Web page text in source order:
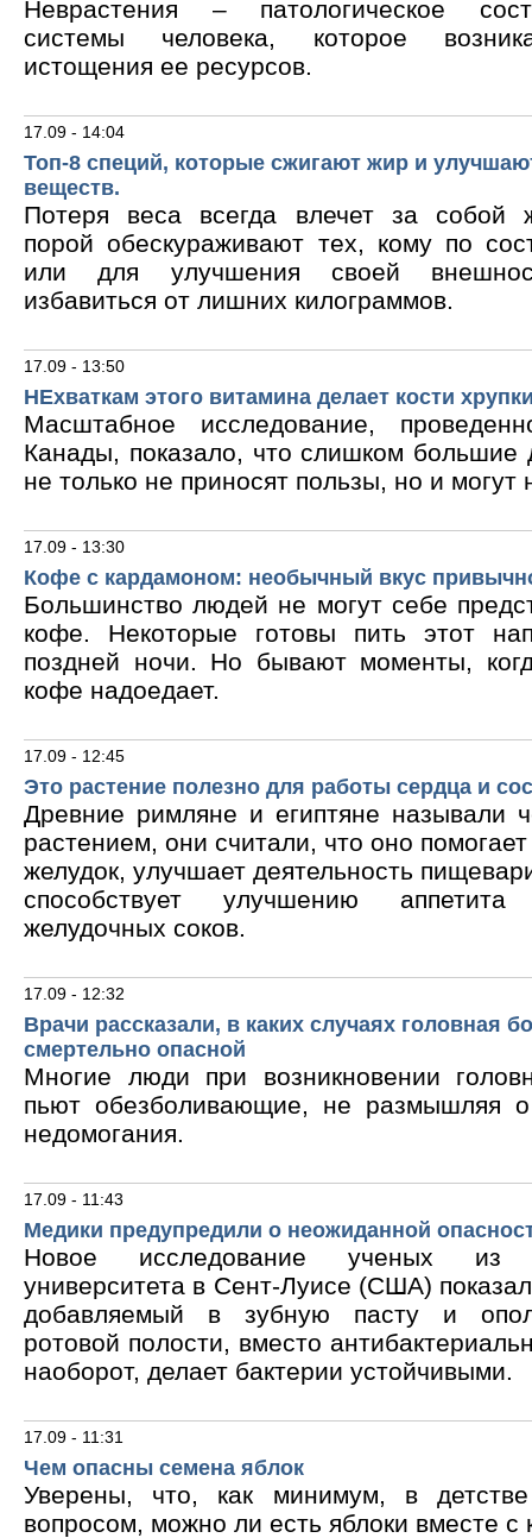
Неврастения – патологическое
системы человека, которое
истощения ее ресурсов.
17.09 - 14:04
Топ-8 специй, которые сжигают жир и
веществ.
Потеря веса всегда влечет за собой
порой обескураживают тех, кому по
или для улучшения своей
избавиться от лишних килограммов.
17.09 - 13:50
НЕхваткам этого витамина делает кости
Масштабное исследование,
Канады, показало, что слишком большие
не только не приносят пользы, но и могут
17.09 - 13:30
Кофе с кардамоном: необычный вкус
Большинство людей не могут себе
кофе. Некоторые готовы пить этот
поздней ночи. Но бывают моменты,
кофе надоедает.
17.09 - 12:45
Это растение полезно для работы сердца и
Древние римляне и египтяне называли
растением, они считали, что оно
желудок, улучшает деятельность
способствует улучшению
желудочных соков.
17.09 - 12:32
Врачи рассказали, в каких случаях головная
смертельно опасной
Многие люди при возникновении
пьют обезболивающие, не размышляя о
недомогания.
17.09 - 11:43
Медики предупредили о неожиданной
Новое исследование ученых из
университета в Сент-Луисе (США)
добавляемый в зубную пасту и
ротовой полости, вместо
наоборот, делает бактерии устойчивыми.
17.09 - 11:31
Чем опасны семена яблок
Уверены, что, как минимум, в
вопросом, можно ли есть яблоки вместе с